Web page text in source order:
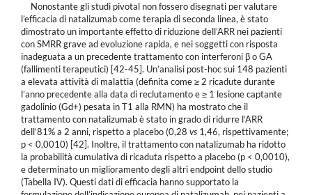
Nonostante gli studi pivotal non fossero disegnati per valutare
l’efficacia di natalizumab come terapia di seconda linea, è stato
dimostrato un importante effetto di riduzione dell’ARR nei pazienti
con SMRR grave ad evoluzione rapida, e nei soggetti con risposta
inadeguata a un precedente trattamento con interferoni β o GA
(fallimenti terapeutici) [42-45]. Un’analisi post-hoc sui 148 pazienti
a elevata attività di malattia (definita come ≥ 2 ricadute durante
l’anno precedente alla data di reclutamento e ≥ 1 lesione captante
gadolinio (Gd+) pesata in T1 alla RMN) ha mostrato che il
trattamento con natalizumab è stato in grado di ridurre l’ARR
dell’81% a 2 anni, rispetto a placebo (0,28 vs 1,46, rispettivamente;
p < 0,0010) [42]. Inoltre, il trattamento con natalizumab ha ridotto
la probabilità cumulativa di ricaduta rispetto a placebo (p < 0,0010),
e determinato un miglioramento degli altri endpoint dello studio
(Tabella IV). Questi dati di efficacia hanno supportato la